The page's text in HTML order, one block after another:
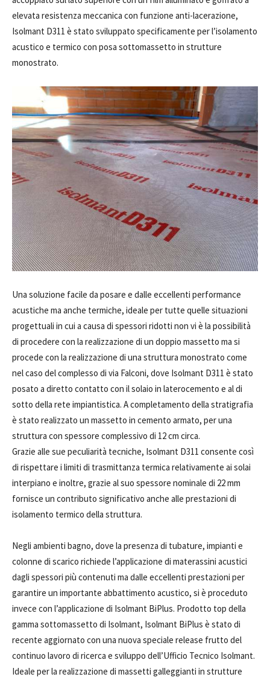
elevata resistenza meccanica con funzione anti-lacerazione,
Isolmant D311 è stato sviluppato specificamente per l’isolamento
acustico e termico con posa sottomassetto in strutture
monostrato.
Una soluzione facile da posare e dalle eccellenti performance
acustiche ma anche termiche, ideale per tutte quelle situazioni
progettuali in cui a causa di spessori ridotti non vi è la possibilità
di procedere con la realizzazione di un doppio massetto ma si
procede con la realizzazione di una struttura monostrato come
nel caso del complesso di via Falconi, dove Isolmant D311 è stato
posato a diretto contatto con il solaio in laterocemento e al di
sotto della rete impiantistica. A completamento della stratigrafia
è stato realizzato un massetto in cemento armato, per una
struttura con spessore complessivo di 12 cm circa.
Grazie alle sue peculiarità tecniche, Isolmant D311 consente così
di rispettare i limiti di trasmittanza termica relativamente ai solai
interpiano e inoltre, grazie al suo spessore nominale di 22 mm
fornisce un contributo significativo anche alle prestazioni di
isolamento termico della struttura.
Negli ambienti bagno, dove la presenza di tubature, impianti e
colonne di scarico richiede l’applicazione di materassini acustici
dagli spessori più contenuti ma dalle eccellenti prestazioni per
garantire un importante abbattimento acustico, si è proceduto
invece con l’applicazione di Isolmant BiPlus. Prodotto top della
gamma sottomassetto di Isolmant, Isolmant BiPlus è stato di
recente aggiornato con una nuova speciale release frutto del
continuo lavoro di ricerca e sviluppo dell’Ufficio Tecnico Isolmant.
Ideale per la realizzazione di massetti galleggianti in strutture